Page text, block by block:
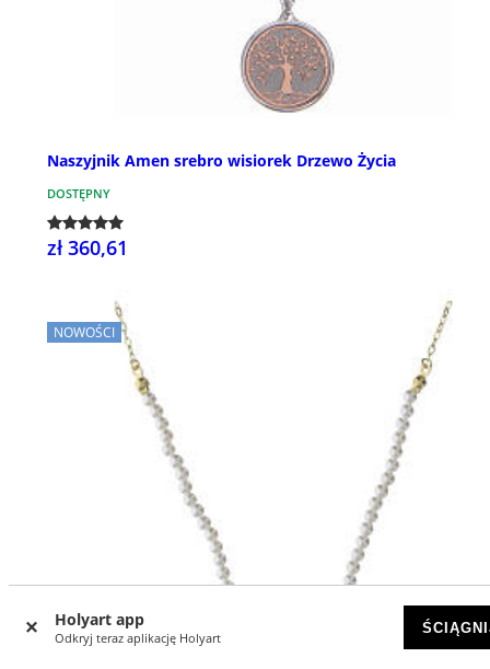
Holyart app
Odkryj teraz aplikację Holyart
Naszyjnik Amen srebro wisiorek Drzewo Życia
DOSTĘPNY
zł 360,61
NOWOŚCI